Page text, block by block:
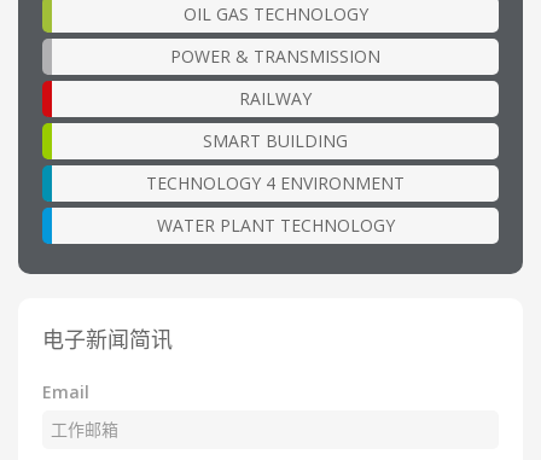
OIL GAS TECHNOLOGY
POWER & TRANSMISSION
RAILWAY
SMART BUILDING
TECHNOLOGY 4 ENVIRONMENT
WATER PLANT TECHNOLOGY
电子新闻简讯
Email